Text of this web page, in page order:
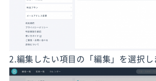
2.編集したい項目の「編集」を選択し